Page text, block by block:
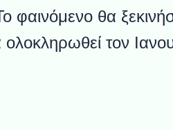
Το φαινόμενο θα
τον